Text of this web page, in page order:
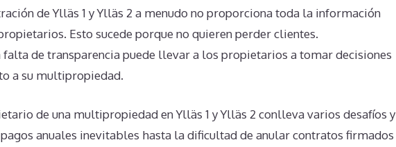
de Ylläs 1 y Ylläs 2 a menudo no proporciona toda la información
Esto sucede porque no quieren perder clientes.
de transparencia puede llevar a los propietarios a tomar decisiones
a su multipropiedad.
de una multipropiedad en Ylläs 1 y Ylläs 2 conlleva varios desafíos y
anuales inevitables hasta la dificultad de anular contratos firmados